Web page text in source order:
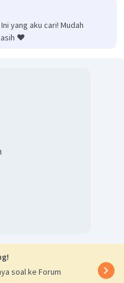
jumlah elektron tidak
E.
yang aku cari! Mudah
❤️
soal ke Forum